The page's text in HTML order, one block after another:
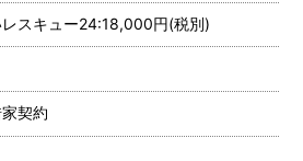
レスキュー24:18,000円(税別)
契約